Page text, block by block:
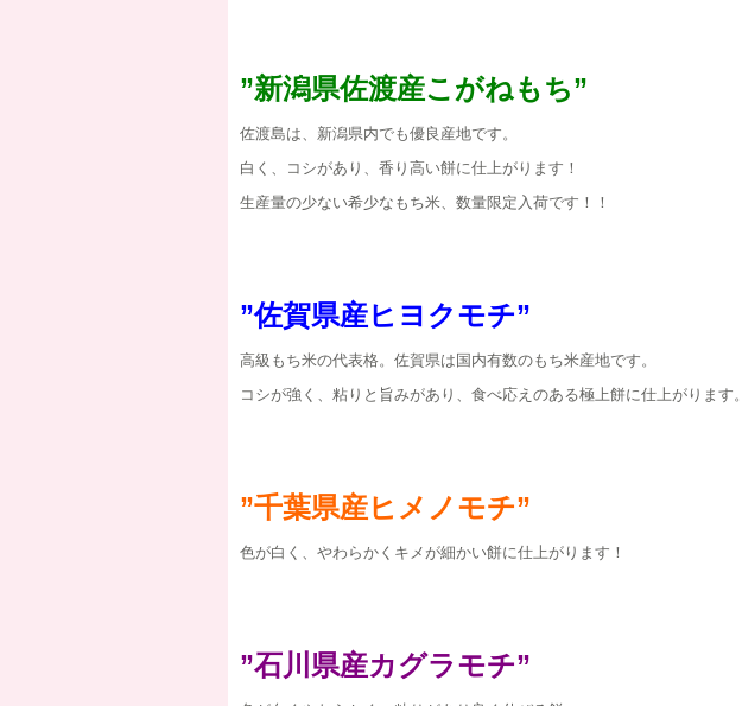
”新潟県佐渡産こがねもち”
佐渡島は、新潟県内でも優良産地です。
白く、コシがあり、香り高い餅に仕上がります！
生産量の少ない希少なもち米、数量限定入荷です！！
”佐賀県産ヒヨクモチ”
高級もち米の代表格。佐賀県は国内有数のもち米産地です。
コシが強く、粘りと旨みがあり、食べ応えのある極上餅に仕上がります。
”千葉県産ヒメノモチ”
色が白く、やわらかくキメが細かい餅に仕上がります！
”石川県産カグラモチ”